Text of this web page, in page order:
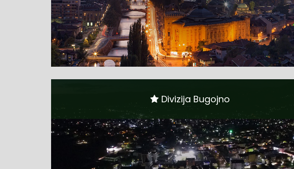
Divizija Bugojno